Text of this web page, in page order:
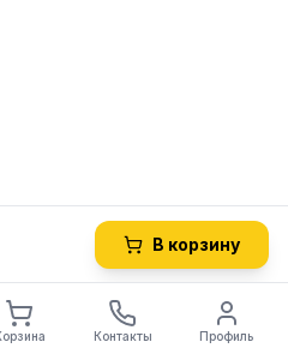
В корзину
Контакты Профиль